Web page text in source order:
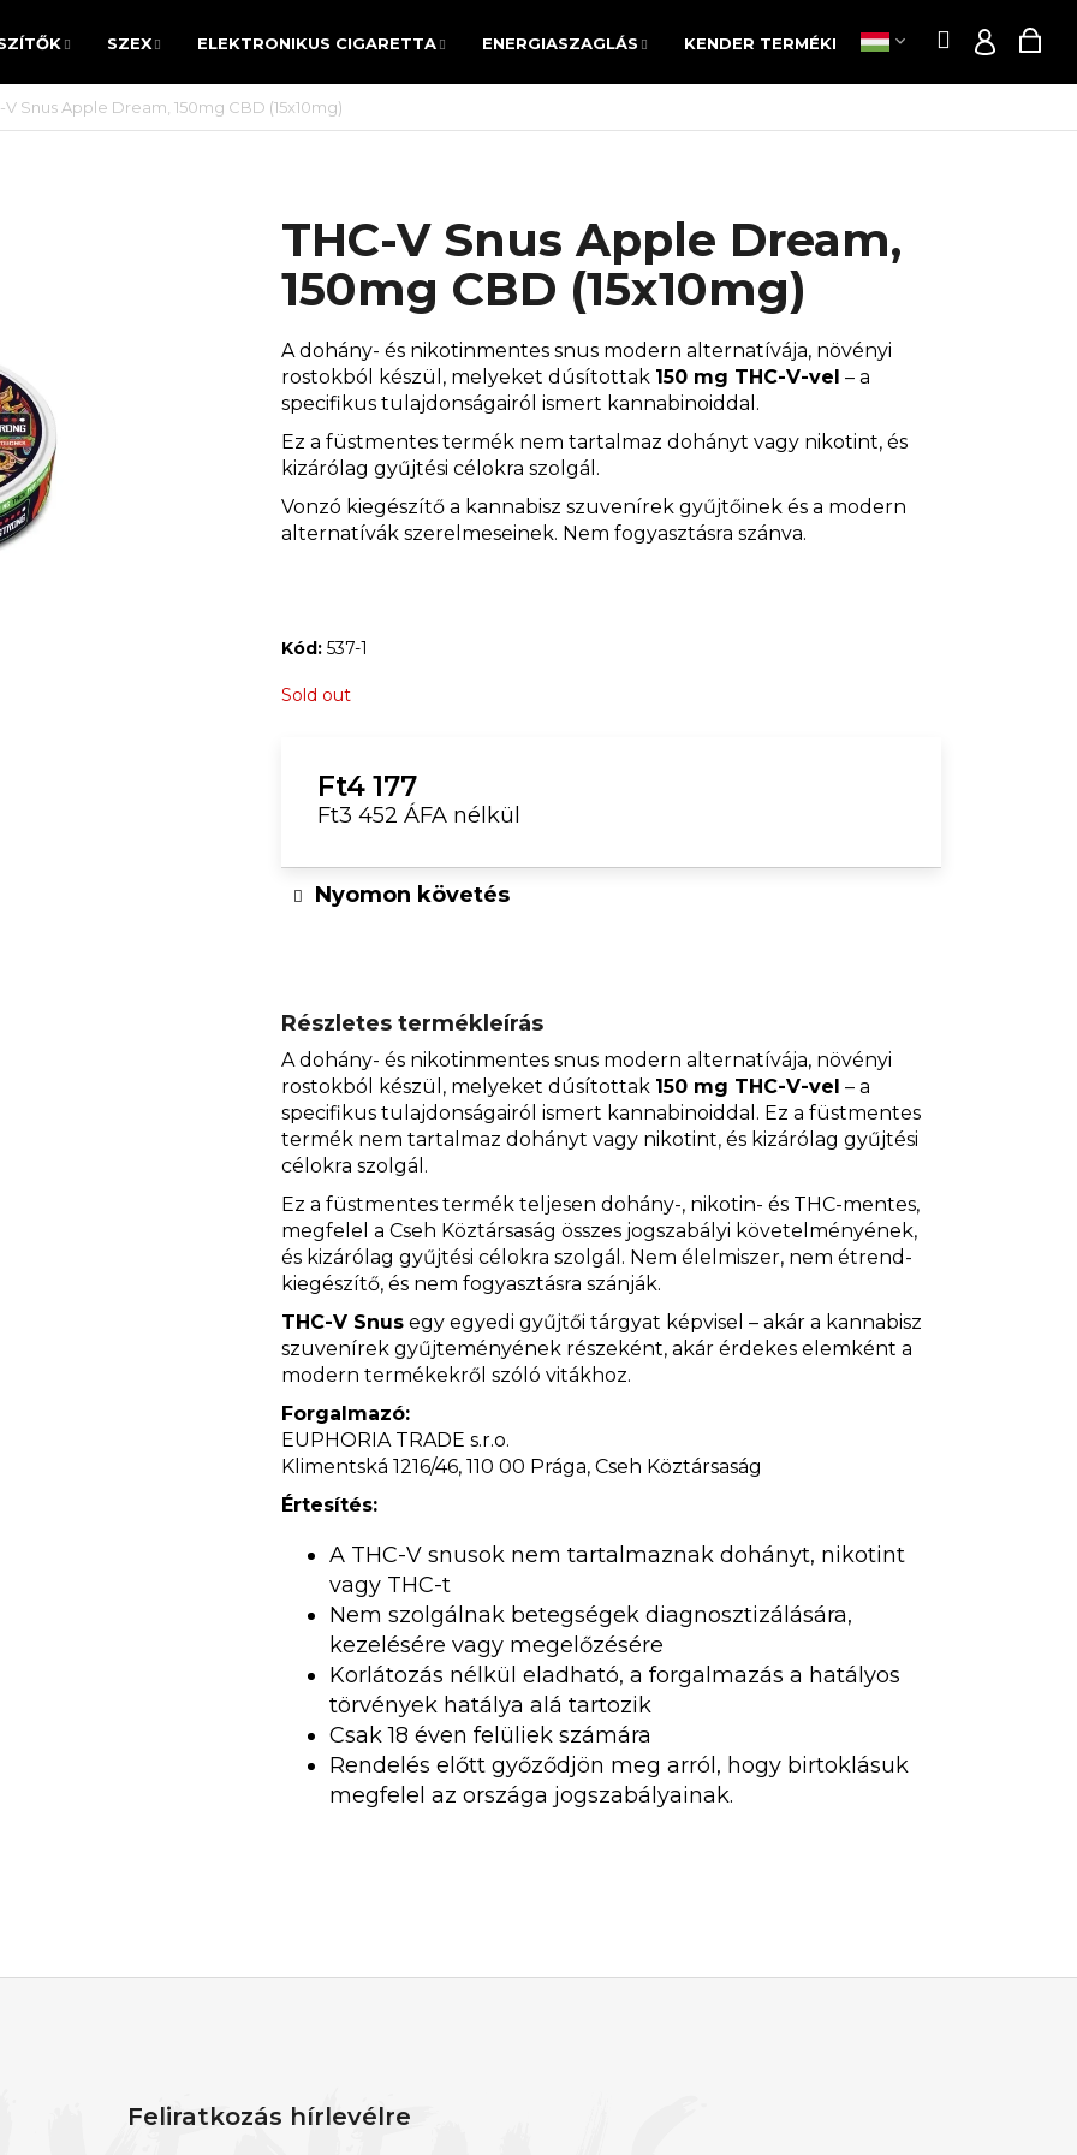
SZEX ELEKTRONIKUS CIGARETTA ENERGIASZAGLÁS KENDER TERMÉKEK POPPERSKeresés
ENERGIASZAGLÁS KENDER TERMÉKEK POPPERSKeresés
V Snus Apple Dream, 150mg CBD (15x10mg)
THC-V Snus Apple Dream,
150mg CBD (15x10mg)
A dohány- és nikotinmentes snus modern alternatívája, növényi
rostokból készül, melyeket dúsítottak 150 mg THC-V-vel – a
specifikus tulajdonságairól ismert kannabinoiddal.
Ez a füstmentes termék nem tartalmaz dohányt vagy nikotint, és
kizárólag gyűjtési célokra szolgál.
Vonzó kiegészítő a kannabisz szuvenírek gyűjtőinek és a modern
alternatívák szerelmeseinek. Nem fogyasztásra szánva.
Kód: 537-1
Sold out
Ft4 177
Ft3 452 ÁFA nélkül
Nyomon követés
Részletes termékleírás
A dohány- és nikotinmentes snus modern alternatívája, növényi
rostokból készül, melyeket dúsítottak 150 mg THC-V-vel – a
specifikus tulajdonságairól ismert kannabinoiddal. Ez a füstmentes
termék nem tartalmaz dohányt vagy nikotint, és kizárólag gyűjtési
célokra szolgál.
Ez a füstmentes termék teljesen dohány-, nikotin- és THC-mentes,
megfelel a Cseh Köztársaság összes jogszabályi követelményének,
és kizárólag gyűjtési célokra szolgál. Nem élelmiszer, nem étrend-
kiegészítő, és nem fogyasztásra szánják.
THC-V Snus egy egyedi gyűjtői tárgyat képvisel – akár a kannabisz
szuvenírek gyűjteményének részeként, akár érdekes elemként a
modern termékekről szóló vitákhoz.
Forgalmazó:
EUPHORIA TRADE s.r.o.
Klimentská 1216/46, 110 00 Prága, Cseh Köztársaság
Értesítés:
A THC-V snusok nem tartalmaznak dohányt, nikotint
vagy THC-t
Nem szolgálnak betegségek diagnosztizálására,
kezelésére vagy megelőzésére
Korlátozás nélkül eladható, a forgalmazás a hatályos
törvények hatálya alá tartozik
Csak 18 éven felüliek számára
Rendelés előtt győződjön meg arról, hogy birtoklásuk
megfelel az országa jogszabályainak.
MIT KERES?
KERESÉS
Következő
Feliratkozás hírlevélre